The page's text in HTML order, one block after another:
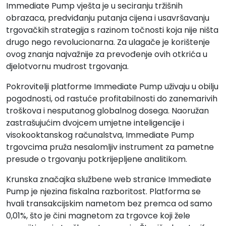
Immediate Pump vješta je u seciranju tržišnih
obrazaca, predviđanju putanja cijena i usavršavanju
trgovačkih strategija s razinom točnosti koja nije ništa
drugo nego revolucionarna. Za ulagače je korištenje
ovog znanja najvažnije za prevođenje ovih otkrića u
djelotvornu mudrost trgovanja.
Pokrovitelji platforme Immediate Pump uživaju u obilju
pogodnosti, od rastuće profitabilnosti do zanemarivih
troškova i nesputanog globalnog dosega. Naoružan
zastrašujućim dvojcem umjetne inteligencije i
visokooktanskog računalstva, Immediate Pump
trgovcima pruža nesalomljiv instrument za pametne
presude o trgovanju potkrijepljene analitikom.
Krunska značajka službene web stranice Immediate
Pump je njezina fiskalna razboritost. Platforma se
hvali transakcijskim nametom bez premca od samo
0,01%, što je čini magnetom za trgovce koji žele